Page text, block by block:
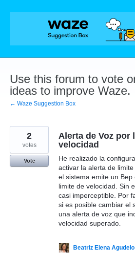
Skip
Use this forum to vote
ideas to improve Waze.
← Waze Suggestion Box
Alerta de Voz por
velocidad
He realizado la
activar la alerta de
el sistema emite un
limite de velocidad. Sin
casi imperceptible. Por
si es posible cambiar el
una alerta de voz que
velocidad superado.
2
votes
Vote
Beatriz Elena